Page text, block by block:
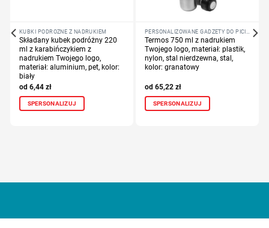
KUBKI PODRÓŻNE Z NADRUKIEM
Składany kubek podróżny 220
ml z karabińczykiem z
nadrukiem Twojego logo,
materiał: aluminium, pet, kolor:
biały
6,44 zł
SPERSONALIZUJ
PERSONALIZOWANE GADŻETY DO PICIA
Termos 750 ml z nadrukiem
Twojego logo, materiał: plastik,
nylon, stal nierdzewna, stal,
kolor: granatowy
65,22 zł
SPERSONALIZUJ